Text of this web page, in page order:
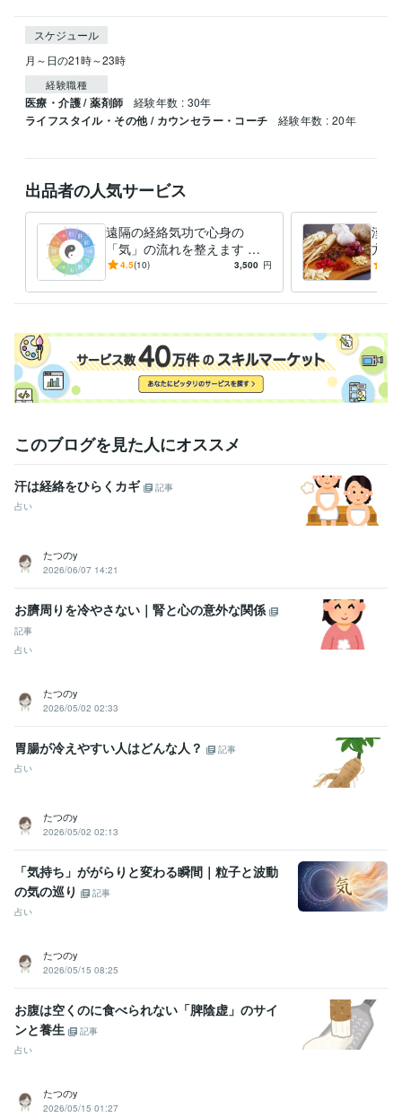
スケジュール
経験職種
医療・介護 / 薬剤師 経験年数 : 30年
ライフスタイル・その他 / カウンセラー・コーチ 経験年数 : 20年
出品者の人気サービス
遠隔の経絡気功で心身の
「気」の流れを整えます こ
ころと身体の症状に悩んでい
す。
4.5(10) 3,500 円
漢方
方薬
ろ・
このブログを見た人にオススメ
汗は経絡をひらくカギ
記事
占い
たつのy
2026/06/07 14:21
お臍周りを冷やさない｜腎と心の意外な関係
記事
占い
たつのy
2026/05/02 02:33
胃腸が冷えやすい人はどんな人？
記事
占い
たつのy
2026/05/02 02:13
「気持ち」ががらりと変わる瞬間｜粒子と波動
の気の巡り
記事
占い
たつのy
2026/05/15 08:25
お腹は空くのに食べられない「脾陰虚」のサイ
ンと養生
記事
占い
たつのy
2026/05/15 01:27